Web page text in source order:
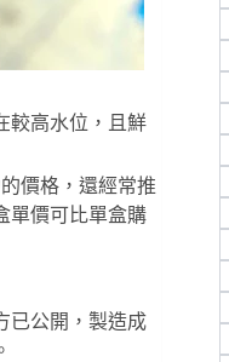
較高水位，且鮮
價格，還經常推
單價可比單盒購
已公開，製造成